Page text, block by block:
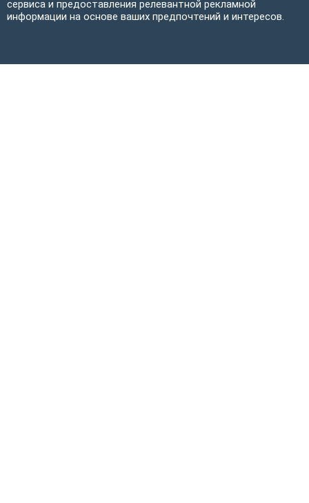
сервиса и предоставления релевантной рекламной
информации на основе ваших предпочтений и интересов.